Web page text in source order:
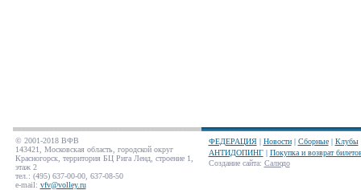
© 2001-2018 ВФВ
143421, Московская область, городской округ
Красногорск, территория БЦ Рига Ленд, строение 1,
этаж 2
тел.: (495) 637-00-00, 637-08-50
e-mail: vfv@volley.ru
ФЕДЕРАЦИЯ| Новости| Сборные| Клубы
АНТИДОПИНГ| Покупка и возврат
Создание сайта: Салюдо